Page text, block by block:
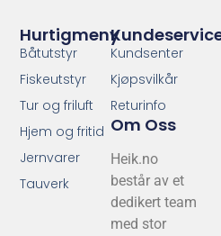
Kundsenter
Kjøpsvilkår
Returinfo
Om Oss
Heik.no
består av et
dedikert team
med stor
Hurtigmeny
Båtutstyr
Fiskeutstyr
Tur og friluft
Hjem og fritid
Jernvarer
Tauverk